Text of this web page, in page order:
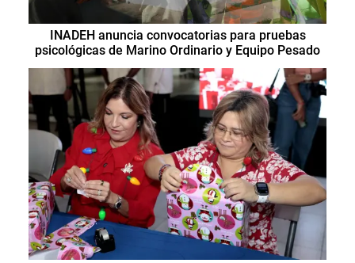
INADEH anuncia convocatorias para pruebas
psicológicas de Marino Ordinario y Equipo Pesado